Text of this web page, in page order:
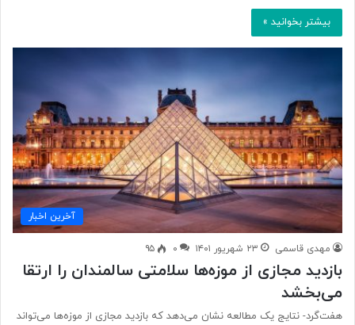
بیشتر بخوانید »
آخرین اخبار
مهدی قاسمی ۲۳ شهریور ۱۴۰۱ ۰ ۹۵
بازدید مجازی از موزه‌ها سلامتی سالمندان را ارتقا
می‌بخشد
هفت‌گرد- نتایج یک مطالعه نشان می‌دهد که بازدید مجازی از موزه‌ها می‌تواند